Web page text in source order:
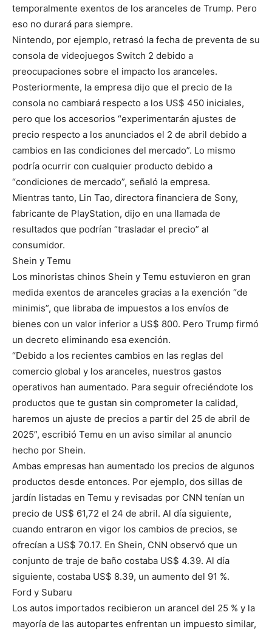
temporalmente exentos de los aranceles de Trump. Pero
eso no durará para siempre.
Nintendo, por ejemplo, retrasó la fecha de preventa de su
consola de videojuegos Switch 2 debido a
preocupaciones sobre el impacto los aranceles.
Posteriormente, la empresa dijo que el precio de la
consola no cambiará respecto a los US$ 450 iniciales,
pero que los accesorios “experimentarán ajustes de
precio respecto a los anunciados el 2 de abril debido a
cambios en las condiciones del mercado”. Lo mismo
podría ocurrir con cualquier producto debido a
“condiciones de mercado”, señaló la empresa.
Mientras tanto, Lin Tao, directora financiera de Sony,
fabricante de PlayStation, dijo en una llamada de
resultados que podrían “trasladar el precio” al
consumidor.
Shein y Temu
Los minoristas chinos Shein y Temu estuvieron en gran
medida exentos de aranceles gracias a la exención “de
minimis”, que libraba de impuestos a los envíos de
bienes con un valor inferior a US$ 800. Pero Trump firmó
un decreto eliminando esa exención.
“Debido a los recientes cambios en las reglas del
comercio global y los aranceles, nuestros gastos
operativos han aumentado. Para seguir ofreciéndote los
productos que te gustan sin comprometer la calidad,
haremos un ajuste de precios a partir del 25 de abril de
2025”, escribió Temu en un aviso similar al anuncio
hecho por Shein.
Ambas empresas han aumentado los precios de algunos
productos desde entonces. Por ejemplo, dos sillas de
jardín listadas en Temu y revisadas por CNN tenían un
precio de US$ 61,72 el 24 de abril. Al día siguiente,
cuando entraron en vigor los cambios de precios, se
ofrecían a US$ 70.17. En Shein, CNN observó que un
conjunto de traje de baño costaba US$ 4.39. Al día
siguiente, costaba US$ 8.39, un aumento del 91 %.
Ford y Subaru
Los autos importados recibieron un arancel del 25 % y la
mayoría de las autopartes enfrentan un impuesto similar,